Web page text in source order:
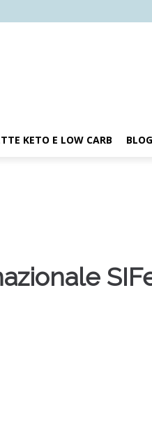
KETO E LOW CARB BLOG